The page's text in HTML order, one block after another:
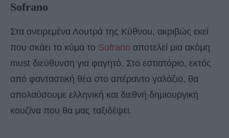
Sofrano
Στα ονειρεμένα Λουτρά της Κύθνου, ακριβώς εκεί
που σκάει το κύμα το Sofrano αποτελεί μια ακόμη
must διεύθυνση για φαγητό. Στο εστιατόριο, εκτός
από φανταστική θέα στο απέραντο γαλάζιο, θα
απολαύσουμε ελληνική και διεθνή δημιουργική
κουζίνα που θα μας ταξιδέψει.